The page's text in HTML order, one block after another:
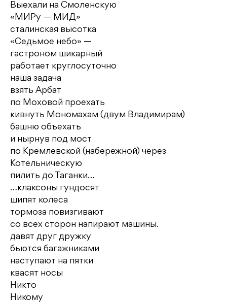
Выехали на Смоленскую
«МИРу — МИД»
сталинская высотка
«Седьмое небо» —
гастроном шикарный
работает круглосуточно
наша задача
взять Арбат
по Моховой проехать
кивнуть Мономахам (двум Владимирам)
башню объехать
и нырнув под мост
по Кремлевской (набережной) через
Котельническую
пилить до Таганки…
…клаксоны гундосят
шипят колеса
тормоза повизгивают
со всех сторон напирают машины.
давят друг дружку
бьются багажниками
наступают на пятки
квасят носы
Никто
Никому